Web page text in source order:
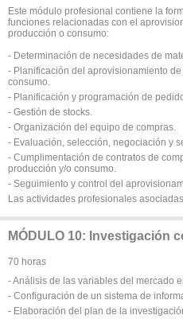
Este módulo profesional contiene la
funciones relacionadas con el
producción o consumo:
- Determinación de necesidades de
- Planificación del aprovisionamiento
consumo.
- Planificación y programación de
- Gestión de stocks.
- Organización del equipo de compras.
- Evaluación, selección, negociación y
- Cumplimentación de contratos de
producción y/o consumo.
- Seguimiento y control del
Las actividades profesionales
MÓDULO 10: Investigación
70 horas
- Análisis de las variables del mercado
- Configuración de un sistema de
- Elaboración del plan de la